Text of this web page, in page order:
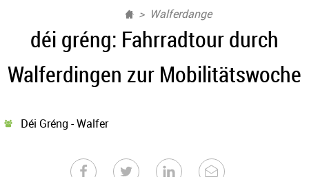
Walferdange
déi gréng: Fahrradtour durch
Walferdingen zur Mobilitätswoche
Déi Gréng - Walfer